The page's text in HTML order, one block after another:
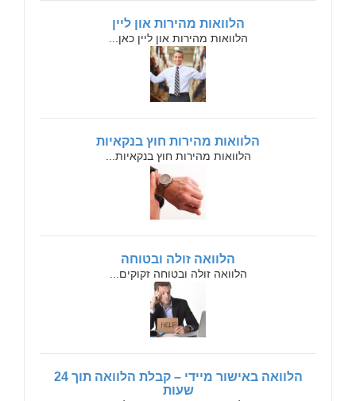
הלוואות מהירות און ליין
הלוואות מהירות און ליין כאן...
הלוואות מהירות חוץ בנקאיות
הלוואות מהירות חוץ בנקאיות...
הלוואה זולה ובטוחה
הלוואה זולה ובטוחה זקוקים...
הלוואה באישור מיידי – קבלת הלוואה תוך 24
שעות